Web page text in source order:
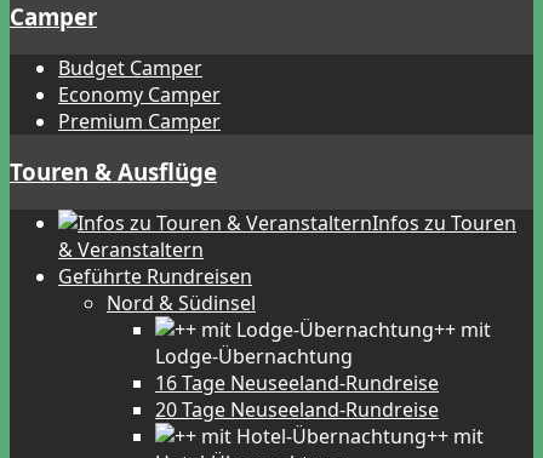
Camper
Budget Camper
Economy Camper
Premium Camper
Touren & Ausflüge
Infos zu Touren
& Veranstaltern
Geführte Rundreisen
Nord & Südinsel
++ mit
Lodge-Übernachtung
16 Tage Neuseeland-Rundreise
20 Tage Neuseeland-Rundreise
++ mit